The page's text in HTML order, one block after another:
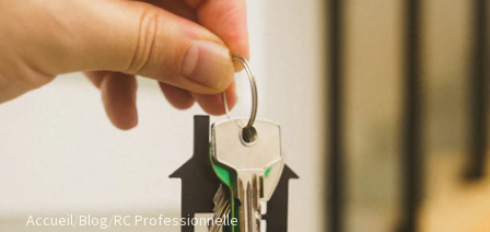
Accueil/Blog/RC Professionnelle